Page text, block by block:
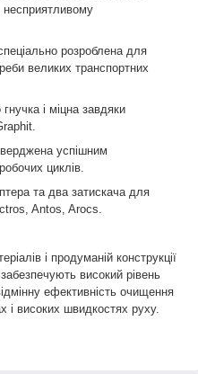
несприятливому
розроблена для
великих транспортних
і міцна завдяки
успішним
циклів.
та два затискача для
Antos, Arocs.
і продуманій конструкції
високий рівень
ефективність очищення
і високих швидкостях руху.